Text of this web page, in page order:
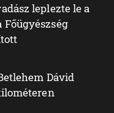
leplezte le a
Dávid